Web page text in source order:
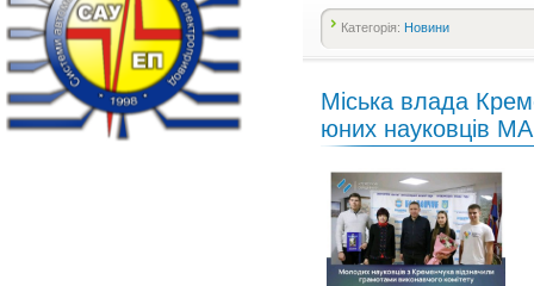
Категорія: Новини
Міська влада
юних науковців